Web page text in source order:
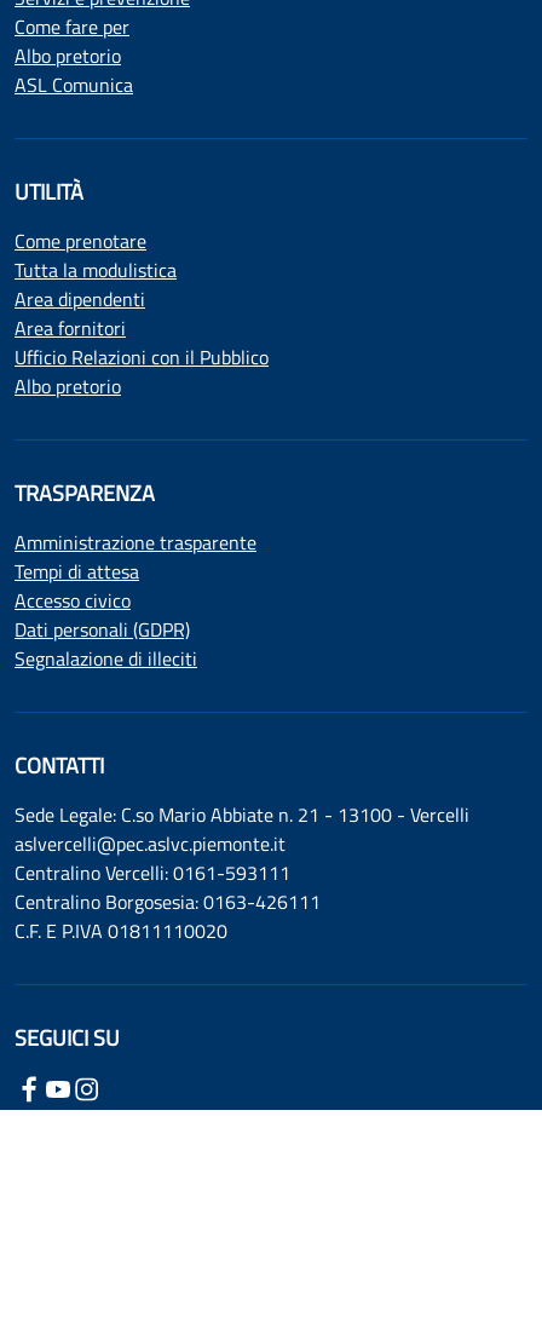
Come fare per
Albo pretorio
ASL Comunica
UTILITÀ
Come prenotare
Tutta la modulistica
Area dipendenti
Area fornitori
Ufficio Relazioni con il Pubblico
Albo pretorio
TRASPARENZA
Amministrazione trasparente
Tempi di attesa
Accesso civico
Dati personali (GDPR)
Segnalazione di illeciti
CONTATTI
Sede Legale: C.so Mario Abbiate n. 21 - 13100 - Vercelli
aslvercelli@pec.aslvc.piemonte.it
Centralino Vercelli: 0161-593111
Centralino Borgosesia: 0163-426111
C.F. E P.IVA 01811110020
SEGUICI SU